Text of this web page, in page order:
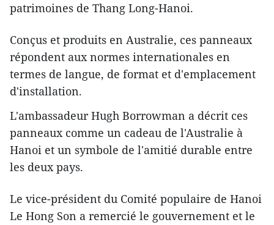
patrimoines de Thang Long-Hanoi.
Conçus et produits en Australie, ces ​panneaux
répondent aux normes internationales en
termes de langue, de format et d'emplacement
d'installation.
L'ambassadeur Hugh Borrowman a décrit ces
panneaux comme un cadeau ​de l'Australie à
Hanoi et un symbole de l'amitié durable entre
les deux pays.
Le vice-président du Comité populaire de Hanoi
Le Hong Son a remercié le gouvernement et le